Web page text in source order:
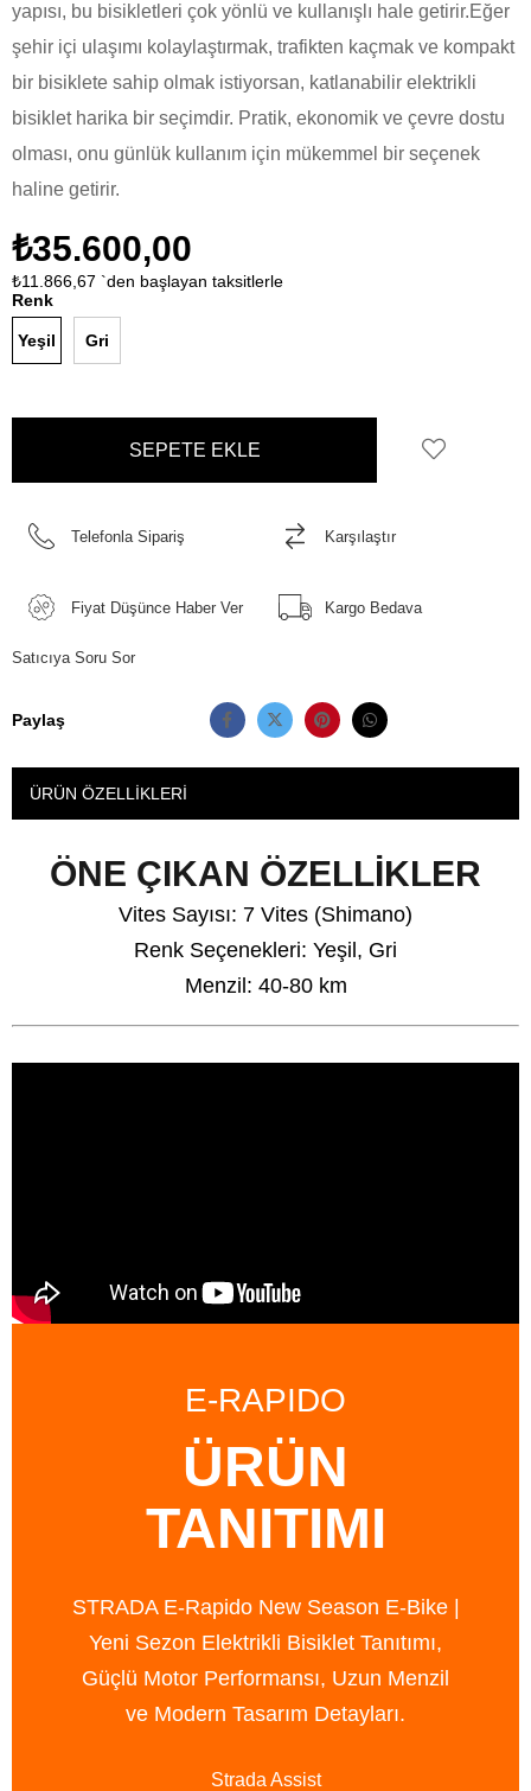
yapısı, bu bisikletleri çok yönlü ve kullanışlı hale getirir.Eğer
şehir içi ulaşımı kolaylaştırmak, trafikten kaçmak ve kompakt
bir bisiklete sahip olmak istiyorsan, katlanabilir elektrikli
bisiklet harika bir seçimdir. Pratik, ekonomik ve çevre dostu
olması, onu günlük kullanım için mükemmel bir seçenek
haline getirir.
₺35.600,00
₺11.866,67 `den başlayan taksitlerle
Renk
Yeşil Gri
Telefonla Sipariş Karşılaştır
Fiyat Düşünce Haber Ver Kargo Bedava
Satıcıya Soru Sor
Paylaş
ÜRÜN ÖZELLIKLERI
ÖNE ÇIKAN ÖZELLİKLER
Vites Sayısı: 7 Vites (Shimano)
Renk Seçenekleri: Yeşil, Gri
Menzil: 40-80 km
E-RAPIDO
ÜRÜN
TANITIMI
STRADA E-Rapido New Season E-Bike |
Yeni Sezon Elektrikli Bisiklet Tanıtımı,
Güçlü Motor Performansı, Uzun Menzil
ve Modern Tasarım Detayları.
Strada Assist